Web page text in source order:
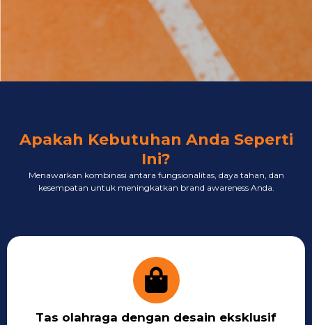
Apakah Kebutuhan Anda Seperti
Ini?
Menawarkan kombinasi antara fungsionalitas, daya tahan, dan
kesempatan untuk meningkatkan brand awareness Anda.
Tas olahraga dengan desain eksklusif